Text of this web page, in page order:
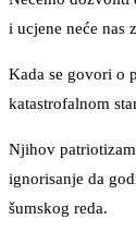
i ucjene neće nas
Kada se govori o
katastrofalnom
Njihov
ignorisanje da
šumskog reda.